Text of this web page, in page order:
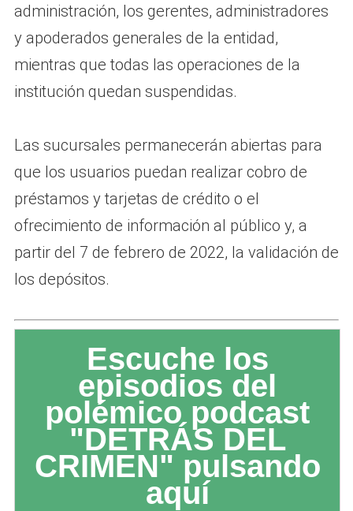
administración, los gerentes, administradores
y apoderados generales de la entidad,
mientras que todas las operaciones de la
institución quedan suspendidas.
Las sucursales permanecerán abiertas para
que los usuarios puedan realizar cobro de
préstamos y tarjetas de crédito o el
ofrecimiento de información al público y, a
partir del 7 de febrero de 2022, la validación de
los depósitos.
Escuche los
episodios del
polémico podcast
"DETRÁS DEL
CRIMEN" pulsando
aquí